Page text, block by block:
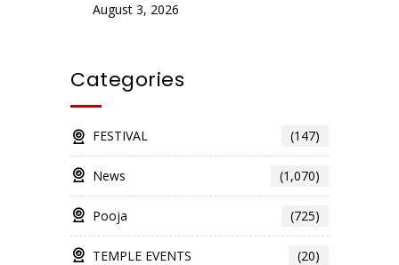
August 3, 2026
Categories
FESTIVAL (147)
News (1,070)
Pooja (725)
TEMPLE EVENTS (20)